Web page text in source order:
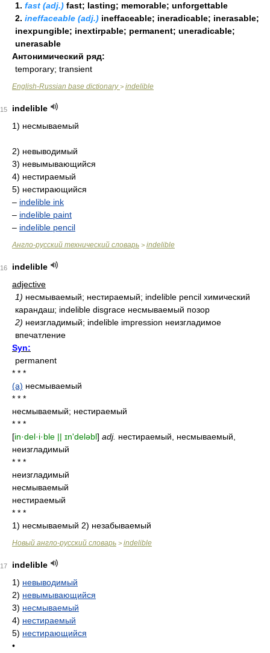
1. fast (adj.) fast; lasting; memorable; unforgettable
2. ineffaceable (adj.) ineffaceable; ineradicable; inerasable;
inexpungible; inextirpable; permanent; uneradicable;
unerasable
Антонимический ряд:
temporary; transient
English-Russian base dictionary> indelible
15
indelible
1) несмываемый
2) невыводимый
3) невымывающийся
4) нестираемый
5) нестирающийся
– indelible ink
– indelible paint
– indelible pencil
Англо-русский технический словарь > indelible
16
indelible
adjective
1) несмываемый; нестираемый; indelible pencil химический
карандаш; indelible disgrace несмываемый позор
2) неизгладимый; indelible impression неизгладимое
впечатление
Syn:
permanent
* * *
(a) несмываемый
* * *
несмываемый; нестираемый
* * *
[in·del·i·ble || ɪn'deləbl] adj. нестираемый, несмываемый,
неизгладимый
* * *
неизгладимый
несмываемый
нестираемый
* * *
1) несмываемый 2) незабываемый
Новый англо-русский словарь > indelible
17
indelible
1) невыводимый
2) невымывающийся
3) несмываемый
4) нестираемый
5) нестирающийся
•